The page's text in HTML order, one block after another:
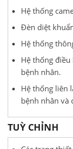
Hệ thống
Đèn diệt
Hệ thống
Hệ thống
bệnh nhân.
Hệ thống liên
bệnh nhân và
TUỲ CHỈNH